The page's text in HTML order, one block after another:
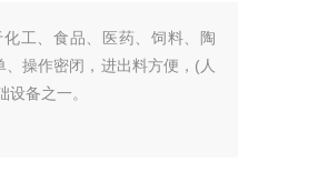
工、食品、医药、饲料、陶
操作密闭，进出料方便，(人
备之一。